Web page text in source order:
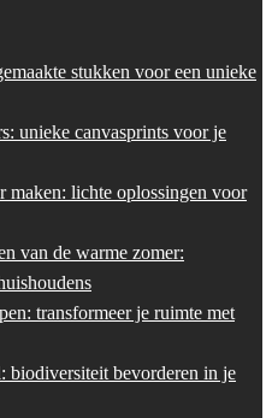
stukken voor een unieke
unieke canvasprints voor je
maken: lichte oplossingen voor
van de warme zomer:
transformeer je ruimte met
biodiversiteit bevorderen in je